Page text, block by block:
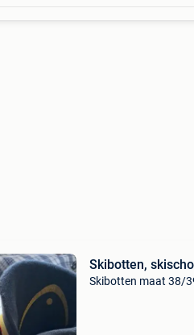
Skibotten,
Skibotten maat 38/